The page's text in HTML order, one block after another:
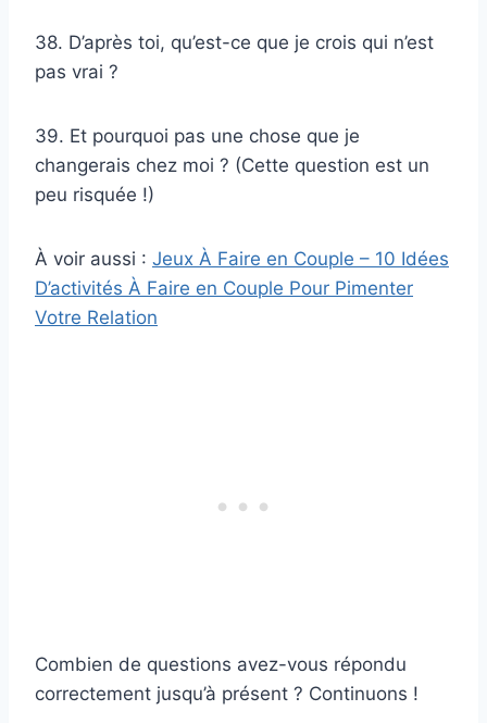
38. D’après toi, qu’est-ce que je crois qui n’est
pas vrai ?
39. Et pourquoi pas une chose que je
changerais chez moi ? (Cette question est un
peu risquée !)
À voir aussi : Jeux À Faire en Couple – 10 Idées
D’activités À Faire en Couple Pour Pimenter
Votre Relation
Combien de questions avez-vous répondu
correctement jusqu’à présent ? Continuons !